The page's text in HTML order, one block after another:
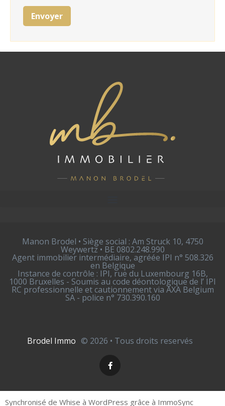
Envoyer
Manon Brodel • Siège social : Am Struck 10, 4750
Weywertz • BE 0802.248.990
Agent immobilier intermédiaire, agréée IPI n° 508.326
en Belgique
Instance de contrôle : IPI, rue du Luxembourg 16B,
1000 Bruxelles - Soumis au code déontologique de l’ IPI
RC professionnelle et cautionnement via AXA Belgium
SA - police n° 730.390.160
Brodel Immo © 2026 • Tous droits reservés
Synchronisé de Whise à WordPress grâce à ImmoSync